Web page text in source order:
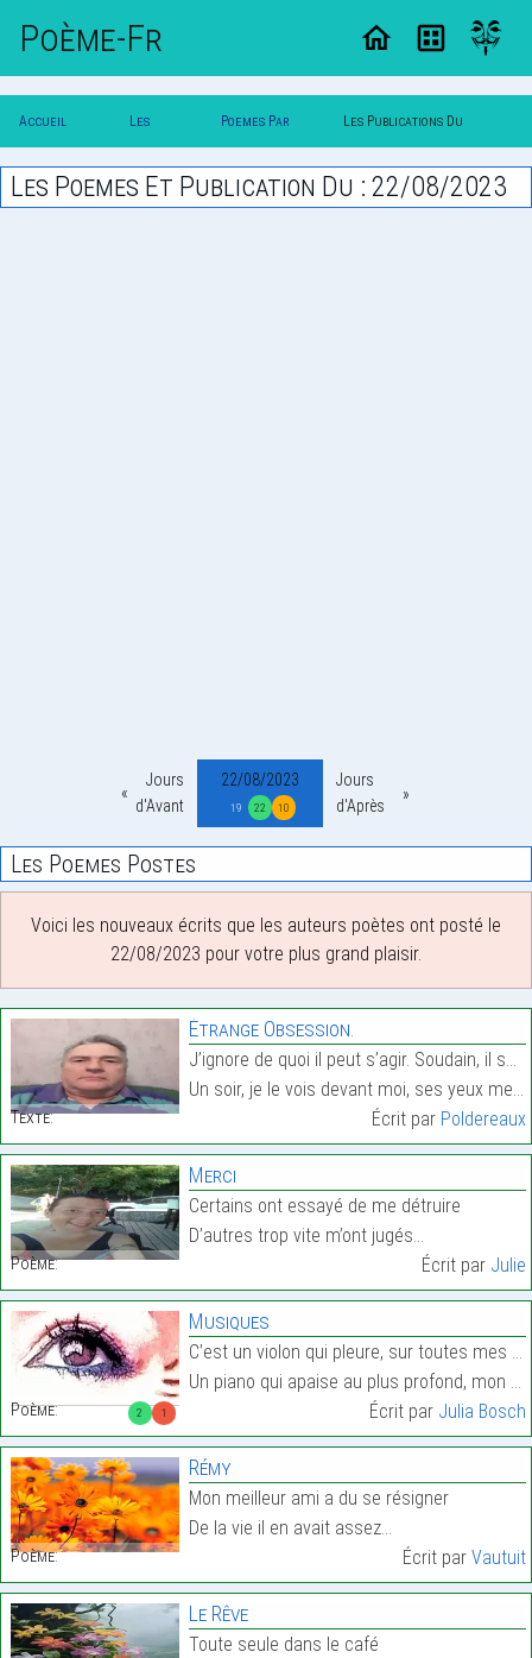
Poème-Fr
Accueil
Poesie
Les
Poesies
Poemes Par Les Publications Du
22/08/2023
Les Poemes Et Publication Du : 22/08/2023
Jours
d'Avant
22/08/2023
19 22 10
Jours
d'Après
Les Poemes Postes
Voici les nouveaux écrits que les auteurs poètes ont posté le
22/08/2023 pour votre plus grand plaisir.
Texte:
Étrange Obsession.
J’ignore de quoi il peut s’agir. Soudain, il surgi
Un soir, je le vois devant moi, ses yeux me fixant…
Écrit par Poldereaux
Poème:
Merci
Certains ont essayé de me détruire
D’autres trop vite m’ont jugés…
Écrit par Julie
2 1
Poème:
Musiques
C’est un violon qui pleure, sur toutes mes douleur
Un piano qui apaise au plus profond, mon coeur…
Écrit par Julia Bosch
Poème:
Rémy
Mon meilleur ami a du se résigner
De la vie il en avait assez…
Écrit par Vautuit
Le Rêve
Toute seule dans le café